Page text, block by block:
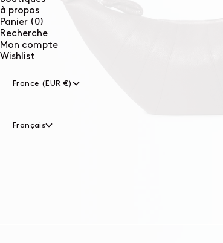
à propos
Panier (0)
article
Recherche
Mon compte
Wishlist
France (EUR €)
Français